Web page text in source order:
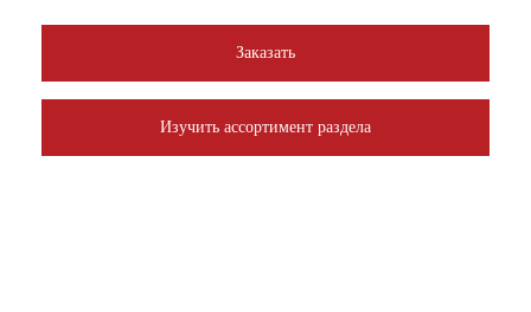
Заказать
Изучить ассортимент раздела